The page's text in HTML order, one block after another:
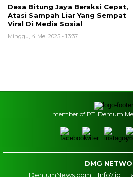
Desa Bitung Jaya Beraksi Cepat,
Atasi Sampah Liar Yang Sempat
Viral Di Media Sosial
Minggu, 4 Mei 2025 - 13:37
member of PT. Dentum
DMG
DentumNews.com
Info7.id